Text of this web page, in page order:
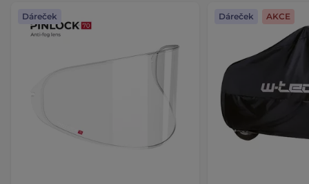
Dáreček Dáreček AKCE